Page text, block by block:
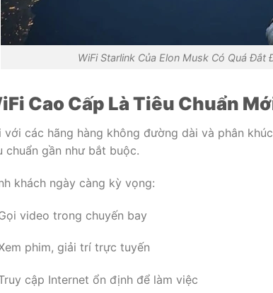
WiFi Starlink Của Elon Musk Có Quá Đắt
Cao Cấp Là Tiêu Chuẩn
với các hãng hàng không đường dài và phân
chuẩn gần như bắt buộc.
khách ngày càng kỳ vọng:
video trong chuyến bay
phim, giải trí trực tuyến
cập Internet ổn định để làm việc